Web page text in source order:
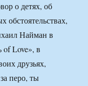
о детях, об
Найман в
of Love», в
друзьях,
перо, ты